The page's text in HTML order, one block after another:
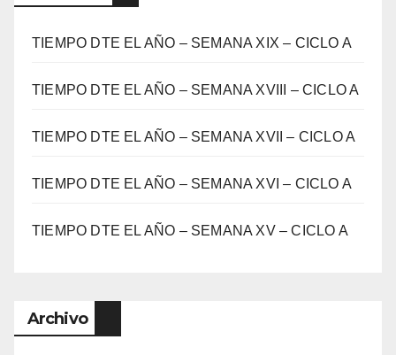
TIEMPO DTE EL AÑO – SEMANA XIX – CICLO A
TIEMPO DTE EL AÑO – SEMANA XVIII – CICLO A
TIEMPO DTE EL AÑO – SEMANA XVII – CICLO A
TIEMPO DTE EL AÑO – SEMANA XVI – CICLO A
TIEMPO DTE EL AÑO – SEMANA XV – CICLO A
Archivo